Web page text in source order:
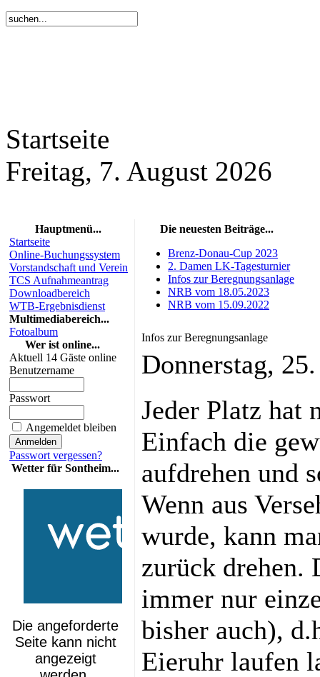
Startseite
Freitag, 7. August 2026
Hauptmenü...
Startseite
Online-Buchungssystem
Vorstandschaft und Verein
TCS Aufnahmeantrag
Downloadbereich
WTB-Ergebnisdienst
Multimediabereich...
Fotoalbum
Wer ist online...
Aktuell 14 Gäste online
Benutzername
Passwort
Angemeldet bleiben
Passwort vergessen?
Wetter für Sontheim...
Die neuesten Beiträge...
Brenz-Donau-Cup 2023
2. Damen LK-Tagesturnier
Infos zur Beregnungsanlage
NRB vom 18.05.2023
NRB vom 15.09.2022
Infos zur Beregnungsanlage
Donnerstag,
Jeder Platz hat
Einfach die
aufdrehen und
Wenn aus
wurde, kann
zurück drehen.
immer nur
bisher auch),
Eieruhr laufen